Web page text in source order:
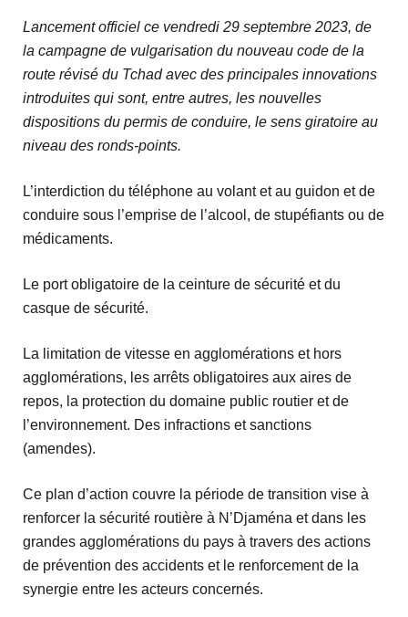
Lancement officiel ce vendredi 29 septembre 2023, de
la campagne de vulgarisation du nouveau code de la
route révisé du Tchad avec des principales innovations
introduites qui sont, entre autres, les nouvelles
dispositions du permis de conduire, le sens giratoire au
niveau des ronds-points.
L’interdiction du téléphone au volant et au guidon et de
conduire sous l’emprise de l’alcool, de stupéfiants ou de
médicaments.
Le port obligatoire de la ceinture de sécurité et du
casque de sécurité.
La limitation de vitesse en agglomérations et hors
agglomérations, les arrêts obligatoires aux aires de
repos, la protection du domaine public routier et de
l’environnement. Des infractions et sanctions
(amendes).
Ce plan d’action couvre la période de transition vise à
renforcer la sécurité routière à N’Djaména et dans les
grandes agglomérations du pays à travers des actions
de prévention des accidents et le renforcement de la
synergie entre les acteurs concernés.